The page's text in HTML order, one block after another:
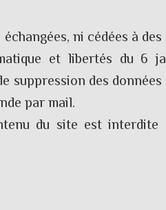
ni cédées à des
et libertés du 6
suppression des
par mail.
du site est interdite